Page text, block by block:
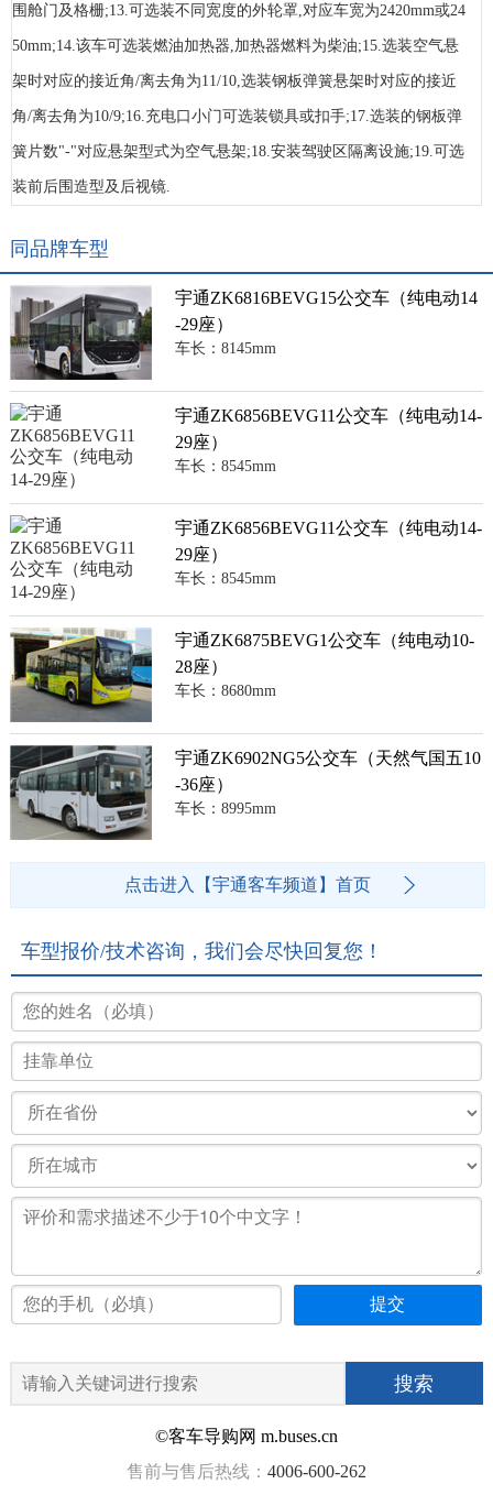
围舱门及格栅;13.可选装不同宽度的外轮罩,对应车宽为2420mm或24
50mm;14.该车可选装燃油加热器,加热器燃料为柴油;15.选装空气悬
架时对应的接近角/离去角为11/10,选装钢板弹簧悬架时对应的接近
角/离去角为10/9;16.充电口小门可选装锁具或扣手;17.选装的钢板弹
簧片数"-"对应悬架型式为空气悬架;18.安装驾驶区隔离设施;19.可选
装前后围造型及后视镜.
同品牌车型
宇通ZK6816BEVG15公交车（纯电动14
-29座）
车长：8145mm
宇通ZK6856BEVG11公交车（纯电动14-
29座）
车长：8545mm
宇通ZK6856BEVG11公交车（纯电动14-
29座）
车长：8545mm
宇通ZK6875BEVG1公交车（纯电动10-
28座）
车长：8680mm
宇通ZK6902NG5公交车（天然气国五10
-36座）
车长：8995mm
点击进入【宇通客车频道】首页
车型报价/技术咨询，我们会尽快回复您！
©客车导购网 m.buses.cn
售前与售后热线： 4006-600-262